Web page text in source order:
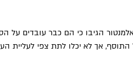
אך לא יכלו לתת צפי לעליית